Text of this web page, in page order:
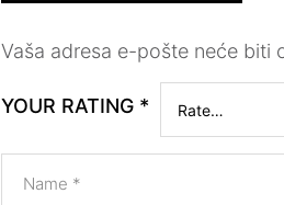
Vaša adresa e-pošte neće biti
YOUR RATING *
Name *